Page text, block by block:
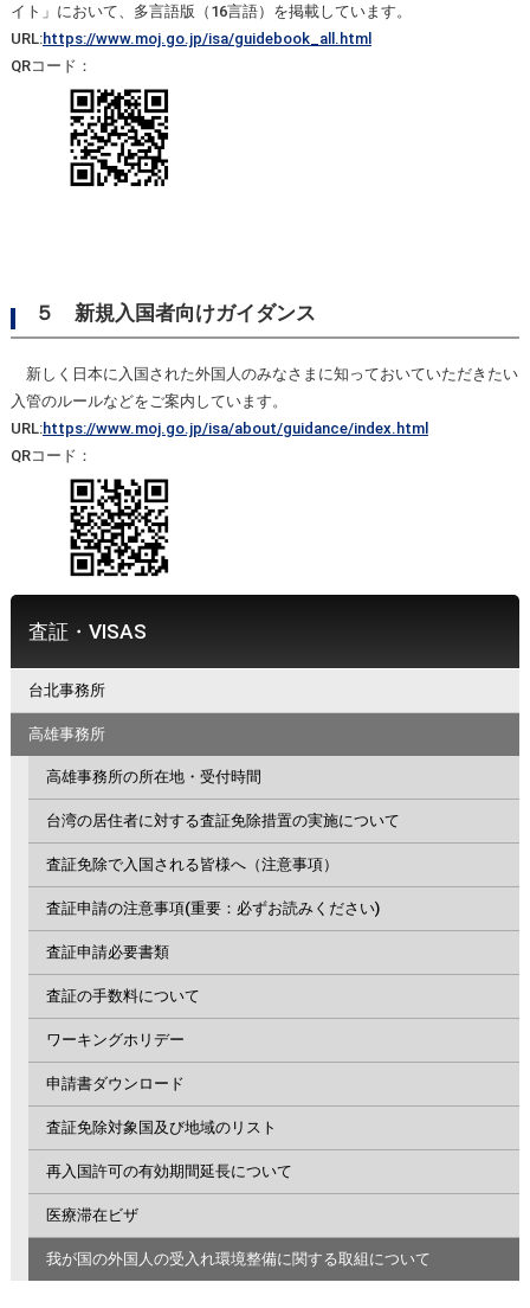
イト」において、多言語版（16言語）を掲載しています。
URL:https://www.moj.go.jp/isa/guidebook_all.html
QRコード：
５ 新規入国者向けガイダンス
新しく日本に入国された外国人のみなさまに知っておいていただきたい
入管のルールなどをご案内しています。
URL:https://www.moj.go.jp/isa/about/guidance/index.html
QRコード：
査証・VISAS
台北事務所
高雄事務所
高雄事務所の所在地・受付時間
台湾の居住者に対する査証免除措置の実施について
査証免除で入国される皆様へ（注意事項）
査証申請の注意事項(重要：必ずお読みください)
査証申請必要書類
査証の手数料について
ワーキングホリデー
申請書ダウンロード
査証免除対象国及び地域のリスト
再入国許可の有効期間延長について
医療滞在ビザ
我が国の外国人の受入れ環境整備に関する取組について